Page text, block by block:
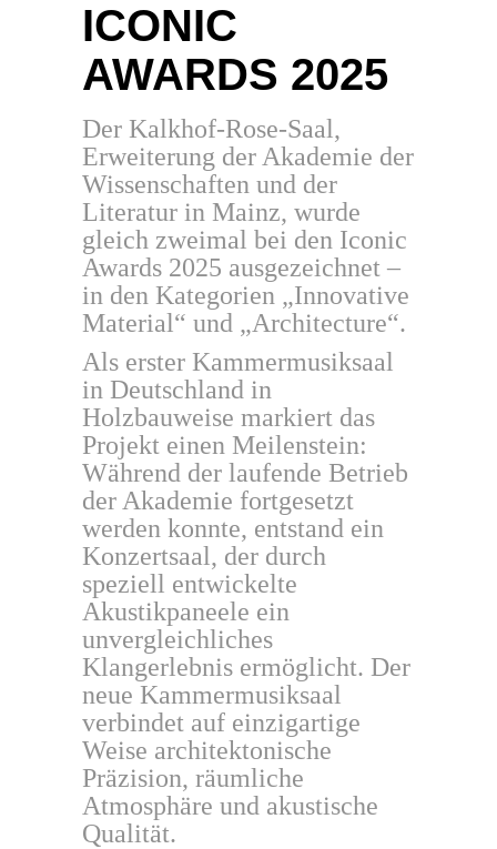
ICONIC
AWARDS 2025
Der Kalkhof-Rose-Saal,
Erweiterung der Akademie der
Wissenschaften und der
Literatur in Mainz, wurde
gleich zweimal bei den Iconic
Awards 2025 ausgezeichnet –
in den Kategorien „Innovative
Material“ und „Architecture“.
Als erster Kammermusiksaal
in Deutschland in
Holzbauweise markiert das
Projekt einen Meilenstein:
Während der laufende Betrieb
der Akademie fortgesetzt
werden konnte, entstand ein
Konzertsaal, der durch
speziell entwickelte
Akustikpaneele ein
unvergleichliches
Klangerlebnis ermöglicht. Der
neue Kammermusiksaal
verbindet auf einzigartige
Weise architektonische
Präzision, räumliche
Atmosphäre und akustische
Qualität.